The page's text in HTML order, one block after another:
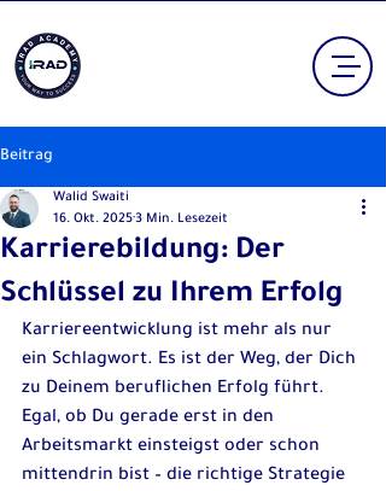
Beitrag
Karrierebildung: Der
Schlüssel zu Ihrem Erfolg
Walid Swaiti
16. Okt. 20253 Min. Lesezeit
Karriereentwicklung ist mehr als nur
ein Schlagwort. Es ist der Weg, der Dich
zu Deinem beruflichen Erfolg führt.
Egal, ob Du gerade erst in den
Arbeitsmarkt einsteigst oder schon
mittendrin bist – die richtige Strategie